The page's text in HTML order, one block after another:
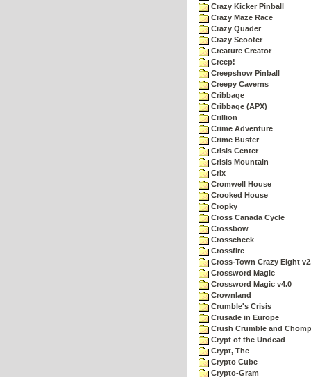
Crazy Kicker Pinball
Crazy Maze Race
Crazy Quader
Crazy Scooter
Creature Creator
Creep!
Creepshow Pinball
Creepy Caverns
Cribbage
Cribbage (APX)
Crillion
Crime Adventure
Crime Buster
Crisis Center
Crisis Mountain
Crix
Cromwell House
Crooked House
Cropky
Cross Canada Cycle
Crossbow
Crosscheck
Crossfire
Cross-Town Crazy Eight
Crossword Magic
Crossword Magic v4.0
Crownland
Crumble's Crisis
Crusade in Europe
Crush Crumble and Chomp
Crypt of the Undead
Crypt, The
Crypto Cube
Crypto-Gram